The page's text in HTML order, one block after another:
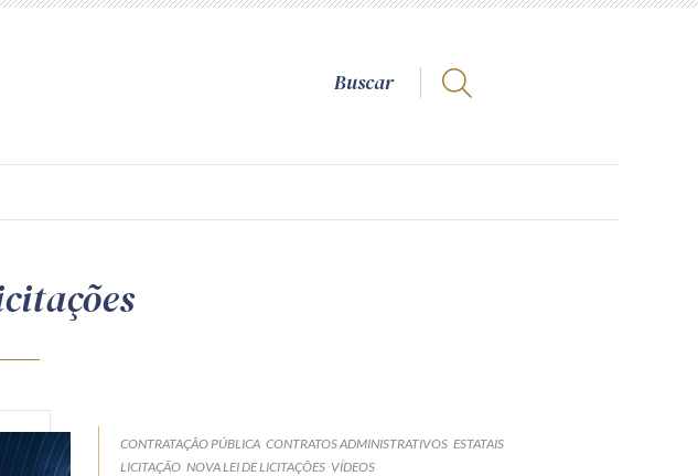
CONTRATAÇÃO PÚBLICA CONTRATOS ADMINISTRATIVOS ESTATAIS
LICITAÇÃO NOVA LEI DE LICITAÇÕES VÍDEOS